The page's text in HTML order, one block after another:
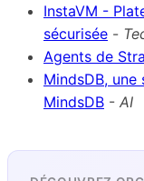
InstaVM -
sécurisée -
Agents de
MindsDB, une
MindsDB - AI